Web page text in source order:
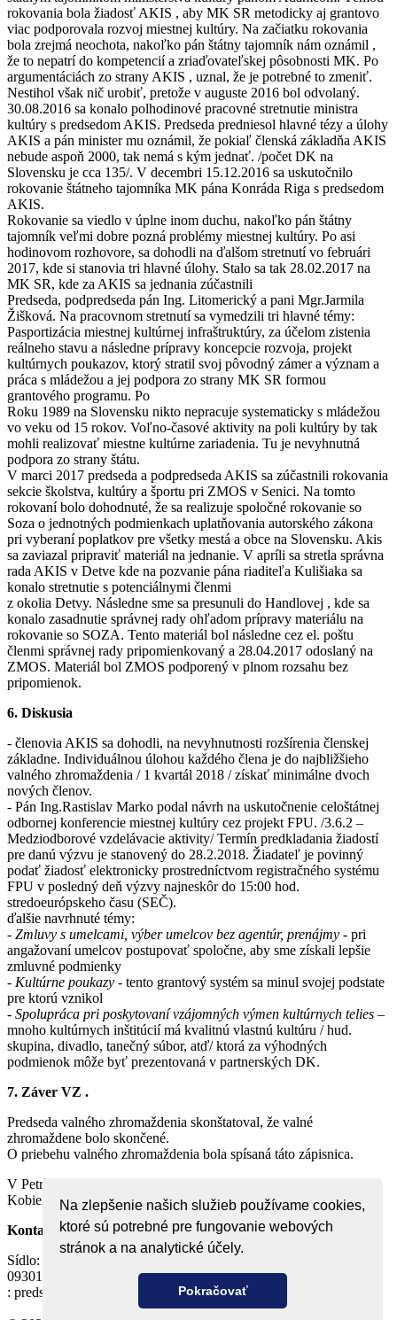
Na zlepšenie našich služieb používame cookies,
ktoré sú potrebné pre fungovanie webových
stránok a na analytické účely.
Pokračovať
rokovania bola žiadosť AKIS , aby MK SR metodicky aj grantovo
viac podporovala rozvoj miestnej kultúry. Na začiatku rokovania
bola zrejmá neochota, nakoľko pán štátny tajomník nám oznámil ,
že to nepatrí do kompetencií a zriaďovateľskej pôsobnosti MK. Po
argumentáciách zo strany AKIS , uznal, že je potrebné to zmeniť.
Nestihol však nič urobiť, pretože v auguste 2016 bol odvolaný.
30.08.2016 sa konalo polhodinové pracovné stretnutie ministra
kultúry s predsedom AKIS. Predseda predniesol hlavné tézy a úlohy
AKIS a pán minister mu oznámil, že pokiaľ členská základňa AKIS
nebude aspoň 2000, tak nemá s kým jednať. /počet DK na
Slovensku je cca 135/. V decembri 15.12.2016 sa uskutočnilo
rokovanie štátneho tajomníka MK pána Konráda Riga s predsedom
AKIS.
Rokovanie sa viedlo v úplne inom duchu, nakoľko pán štátny
tajomník veľmi dobre pozná problémy miestnej kultúry. Po asi
hodinovom rozhovore, sa dohodli na ďalšom stretnutí vo februári
2017, kde si stanovia tri hlavné úlohy. Stalo sa tak 28.02.2017 na
MK SR, kde za AKIS sa jednania zúčastnili
Predseda, podpredseda pán Ing. Litomerický a pani Mgr.Jarmila
Žišková. Na pracovnom stretnutí sa vymedzili tri hlavné témy:
Pasportizácia miestnej kultúrnej infraštruktúry, za účelom zistenia
reálneho stavu a následne prípravy koncepcie rozvoja, projekt
kultúrnych poukazov, ktorý stratil svoj pôvodný zámer a význam a
práca s mládežou a jej podpora zo strany MK SR formou
grantového programu. Po
Roku 1989 na Slovensku nikto nepracuje systematicky s mládežou
vo veku od 15 rokov. Voľno-časové aktivity na poli kultúry by tak
mohli realizovať miestne kultúrne zariadenia. Tu je nevyhnutná
podpora zo strany štátu.
V marci 2017 predseda a podpredseda AKIS sa zúčastnili rokovania
sekcie školstva, kultúry a športu pri ZMOS v Senici. Na tomto
rokovaní bolo dohodnuté, že sa realizuje spoločné rokovanie so
Soza o jednotných podmienkach uplatňovania autorského zákona
pri vyberaní poplatkov pre všetky mestá a obce na Slovensku. Akis
sa zaviazal pripraviť materiál na jednanie. V apríli sa stretla správna
rada AKIS v Detve kde na pozvanie pána riaditeľa Kulišiaka sa
konalo stretnutie s potenciálnymi členmi
z okolia Detvy. Následne sme sa presunuli do Handlovej , kde sa
konalo zasadnutie správnej rady ohľadom prípravy materiálu na
rokovanie so SOZA. Tento materiál bol následne cez el. poštu
členmi správnej rady pripomienkovaný a 28.04.2017 odoslaný na
ZMOS. Materiál bol ZMOS podporený v plnom rozsahu bez
pripomienok.
6. Diskusia
- členovia AKIS sa dohodli, na nevyhnutnosti rozšírenia členskej
základne. Individuálnou úlohou každého člena je do najbližšieho
valného zhromaždenia / 1 kvartál 2018 / získať minimálne dvoch
nových členov.
- Pán Ing.Rastislav Marko podal návrh na uskutočnenie celoštátnej
odbornej konferencie miestnej kultúry cez projekt FPU. /3.6.2 –
Medziodborové vzdelávacie aktivity/ Termín predkladania žiadostí
pre danú výzvu je stanovený do 28.2.2018. Žiadateľ je povinný
podať žiadosť elektronicky prostredníctvom registračného systému
FPU v posledný deň výzvy najneskôr do 15:00 hod.
stredoeurópskeho času (SEČ).
ďalšie navrhnuté témy:
- Zmluvy s umelcami, výber umelcov bez agentúr, prenájmy - pri
angažovaní umelcov postupovať spoločne, aby sme získali lepšie
zmluvné podmienky
- Kultúrne poukazy - tento grantový systém sa minul svojej podstate
pre ktorú vznikol
- Spolupráca pri poskytovaní vzájomných výmen kultúrnych telies –
mnoho kultúrnych inštitúcií má kvalitnú vlastnú kultúru / hud.
skupina, divadlo, tanečný súbor, atď/ ktorá za výhodných
podmienok môže byť prezentovaná v partnerských DK.
7. Záver VZ .
Predseda valného zhromaždenia skonštatoval, že valné
zhromaždene bolo skončené.
O priebehu valného zhromaždenia bola spísaná táto zápisnica.
V Petržalke : 20. novembra 2017 Predseda AKIS Ing. Alfonz
Kobielsky
Kontakt
Sídlo: Dom kultúry, M. R. Štefánika 875/200
09301 Vranov nad Topľou
: predseda@1akis.sk